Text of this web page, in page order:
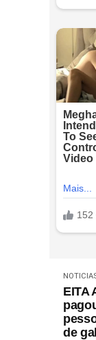
EITA
de